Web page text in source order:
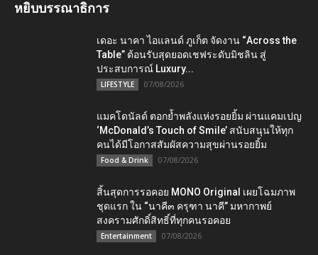
หยิบบรรณาธิการ
เดอะ นาคา ไอแลนด์ ภูเก็ต จัดงาน “Across the
Table” ต้อนรับสุดยอดเชฟระดับมิชลิน สู่
ประสบการณ์ Luxury...
LIFESTYLE 07/08/2026
แมคโดนัลด์ ตอกย้ำพลังแห่งรอยยิ้ม ผ่านแคมเปญ
‘McDonald’s Touch of Smile’ สนับสนุนให้ทุก
คนได้มีโอกาสสัมผัสความสุขผ่านรอยยิ้ม
Food & Drink 07/08/2026
สิ้นสุดการรอคอย MONO Original เผยโฉมภาพ
ชุดแรก ใน “นาคี๓ ครุฑา นาคี” มหากาพย์
สงครามศักดิ์สิทธิ์ที่ทุกคนรอคอย
Entertainment 07/08/2026